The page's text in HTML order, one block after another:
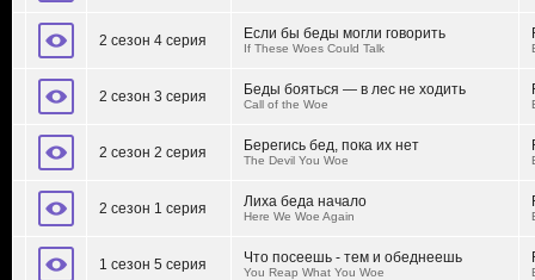
2 сезон 4 серия Если бы беды могли говорить
If These Woes Could Talk
2 сезон 3 серия Беды бояться — в лес не ходить
Call of the Woe
2 сезон 2 серия Берегись бед, пока их нет
The Devil You Woe
2 сезон 1 серия Лиха беда начало
Here We Woe Again
1 сезон 5 серия Что посеешь - тем и обеднеешь
You Reap What You Woe